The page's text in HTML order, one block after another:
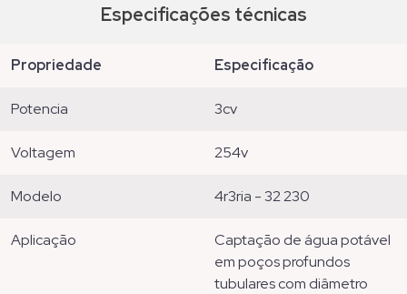
Especificações técnicas
propriedade especificação
potencia 3cv
voltagem 254v
modelo 4r3ria - 32 230
aplicação
captação de água potável
em poços profundos
tubulares com diâmetro